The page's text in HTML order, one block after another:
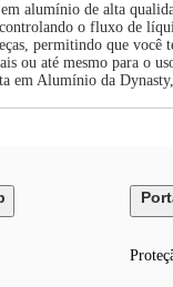
alumínio de alta
o fluxo de
permitindo que você
ou até mesmo para o
em Alumínio da